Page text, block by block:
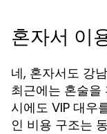
혼자서 이
네, 혼자서도 강
최근에는 혼술을
시에도 VIP 대우
인 비용 구조는